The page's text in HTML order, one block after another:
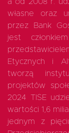
własne oraz
przez Bank
jest
Etycznych i
tworzą
projektów
2024 TISE
wartości 1,6
jednym z